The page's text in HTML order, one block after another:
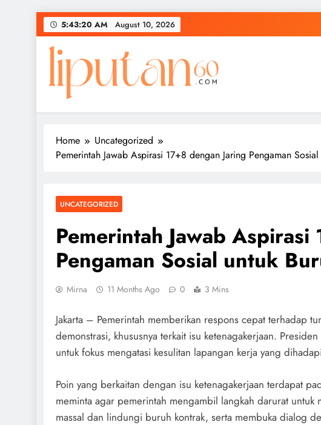
Skip
to
content
5:43:21 AM August 10, 2026
Home
Uncategorized
Pemerintah Jawab Aspirasi 17+8 dengan Jaring Pengaman
UNCATEGORIZED
Pemerintah Jawab
Pengaman Sosial untuk
Mirna 11 Months Ago 0 3 Mins
Jakarta – Pemerintah memberikan respons cepat terhadap
demonstrasi, khususnya terkait isu ketenagakerjaan.
untuk fokus mengatasi kesulitan lapangan kerja yang
Poin yang berkaitan dengan isu ketenagakerjaan terdapat
meminta agar pemerintah mengambil langkah darurat untuk
massal dan lindungi buruh kontrak, serta membuka dialog